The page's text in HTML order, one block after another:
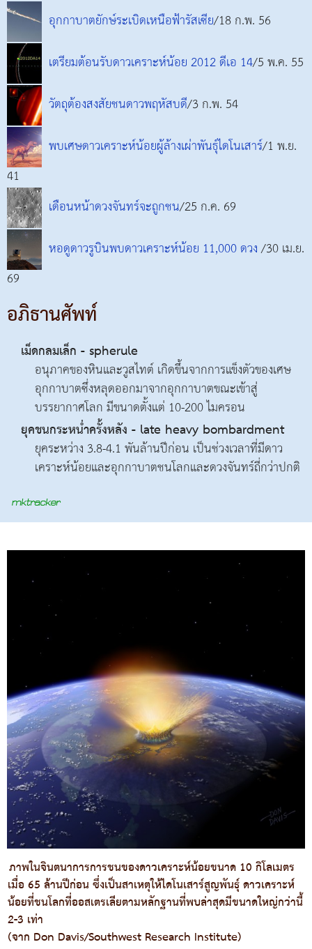
อุกกาบาตยักษ์ระเบิดเหนือฟ้ารัสเซีย/18 ก.พ. 56
เตรียมต้อนรับดาวเคราะห์น้อย 2012 ดีเอ 14/5 พ.ค. 55
วัตถุต้องสงสัยชนดาวพฤหัสบดี/3 ก.พ. 54
พบเศษดาวเคราะห์น้อยผู้ล้างเผ่าพันธุ์ไดโนเสาร์/1 พ.ย.
41
เดือนหน้าดวงจันทร์จะถูกชน/25 ก.ค. 69
หอดูดาวรูบินพบดาวเคราะห์น้อย 11,000 ดวง/30 เม.ย.
69
อภิธานศัพท์
เม็ดกลมเล็ก - spherule
อนุภาคของหินและวูสไทต์ เกิดขึ้นจากการแข็งตัวของเศษ
อุกกาบาตซึ่งหลุดออกมาจากอุกกาบาตขณะเข้าสู่
บรรยากาศโลก มีขนาดตั้งแต่ 10-200 ไมครอน
ยุคชนกระหน่ำครั้งหลัง - late heavy bombardment
ยุคระหว่าง 3.8-4.1 พันล้านปีก่อน เป็นช่วงเวลาที่มีดาว
เคราะห์น้อยและอุกกาบาตชนโลกและดวงจันทร์ถี่กว่าปกติ
ภาพในจินตนาการการชนของดาวเคราะห์น้อยขนาด 10 กิโลเมตร
เมื่อ 65 ล้านปีก่อน ซึ่งเป็นสาเหตุให้ไดโนเสาร์สูญพันธุ์ ดาวเคราะห์
น้อยที่ชนโลกที่ออสเตรเลียตามหลักฐานที่พบล่าสุดมีขนาดใหญ่กว่านี้
2-3 เท่า
(จาก Don Davis/Southwest Research Institute)